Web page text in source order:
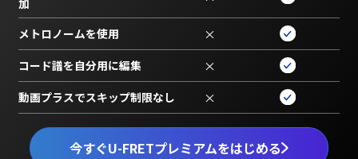
今すぐU-FRETプレミアムをはじめる
メトロノームを使用 ×
コード譜を自分用に編集 ×
動画プラスでスキップ制限なし ×